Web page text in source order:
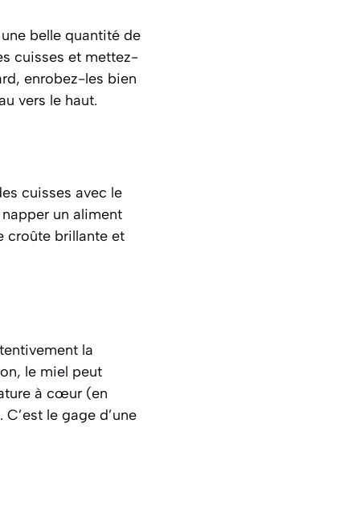
belle quantité de
cuisses et mettez-
enrobez-les bien
vers le haut.
cuisses avec le
un aliment
croûte brillante et
la
le miel peut
à cœur (en
le gage d’une